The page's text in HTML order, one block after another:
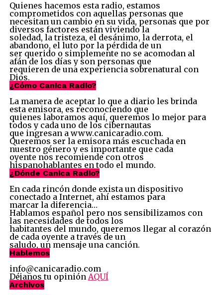
Quienes hacemos esta radio, estamos
comprometidos con aquellas personas que
necesitan un cambio en su vida, personas que por
diversos factores están viviendo la
soledad, la tristeza, el desánimo, la derrota, el
abandono, el luto por la pérdida de un
ser querido o simplemente no se acomodan al
afán de los días y son personas que
requieren de una experiencia sobrenatural con
Dios.
¿Cómo Canica Radio?
La manera de aceptar lo que a diario les brinda
esta emisora, es reconociendo que
quienes laboramos aquí, queremos lo mejor para
todos y cada uno de los cibernautas
que ingresan a www.canicaradio.com.
Queremos ser la emisora más escuchada en
nuestro género y es importante que cada
oyente nos recomiende con otros
hispanohablantes en todo el mundo.
¿Dónde Canica Radio?
En cada rincón donde exista un dispositivo
conectado a Internet, ahí estamos para
marcar la diferencia…
Hablamos español pero nos sensibilizamos con
las necesidades de todos los
habitantes del mundo, queremos llegar al corazón
de cada oyente a través de un
saludo, un mensaje una canción.
Hablemos
info@canicaradio.com
Déjanos tu opinión AQUÍ
Archivos